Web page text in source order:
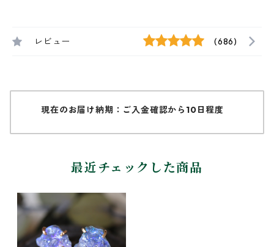
レビュー (686)
現在のお届け納期：ご入金確認から10日程度
最近チェックした商品